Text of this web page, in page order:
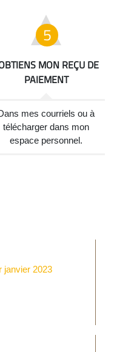
MON REÇU DE
PAIEMENT
mes courriels ou à
télécharger dans mon
espace personnel.
janvier 2023